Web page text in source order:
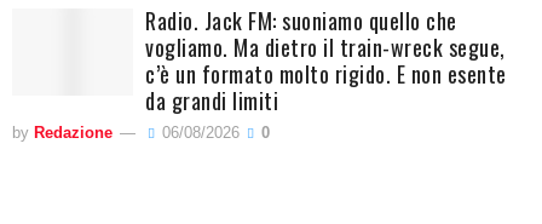
Radio. Jack FM: suoniamo quello che
vogliamo. Ma dietro il train-wreck segue,
c’è un formato molto rigido. E non esente
da grandi limiti
by Redazione 06/08/2026 0